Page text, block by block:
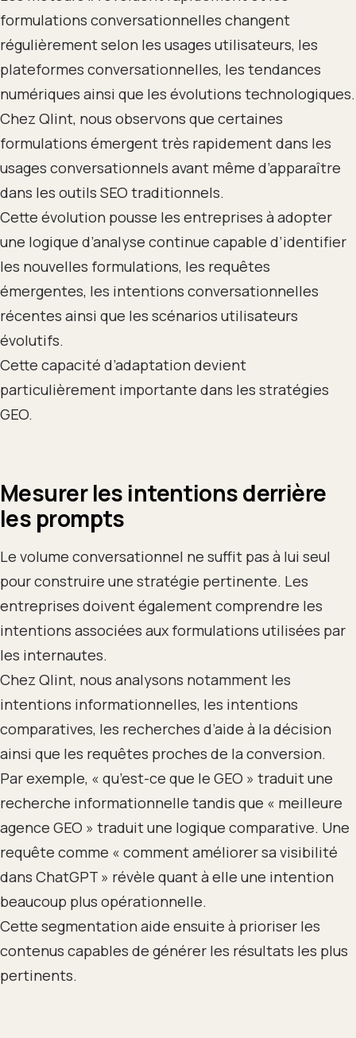
formulations conversationnelles changent
régulièrement selon les usages utilisateurs, les
plateformes conversationnelles, les tendances
numériques ainsi que les évolutions technologiques.
Chez Qlint, nous observons que certaines
formulations émergent très rapidement dans les
usages conversationnels avant même d’apparaître
dans les outils SEO traditionnels.
Cette évolution pousse les entreprises à adopter
une logique d’analyse continue capable d’identifier
les nouvelles formulations, les requêtes
émergentes, les intentions conversationnelles
récentes ainsi que les scénarios utilisateurs
évolutifs.
Cette capacité d’adaptation devient
particulièrement importante dans les stratégies
GEO.
Mesurer les intentions derrière
les prompts
Le volume conversationnel ne suffit pas à lui seul
pour construire une stratégie pertinente. Les
entreprises doivent également comprendre les
intentions associées aux formulations utilisées par
les internautes.
Chez Qlint, nous analysons notamment les
intentions informationnelles, les intentions
comparatives, les recherches d’aide à la décision
ainsi que les requêtes proches de la conversion.
Par exemple, « qu’est-ce que le GEO » traduit une
recherche informationnelle tandis que « meilleure
agence GEO » traduit une logique comparative. Une
requête comme « comment améliorer sa visibilité
dans ChatGPT » révèle quant à elle une intention
beaucoup plus opérationnelle.
Cette segmentation aide ensuite à prioriser les
contenus capables de générer les résultats les plus
pertinents.